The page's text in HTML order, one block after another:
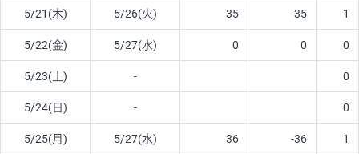
5/21(木) 5/26(火) 35 -35 1
5/22(金) 5/27(水) 0 0 0
5/23(土) - 0
5/24(日) - 0
5/25(月) 5/27(水) 36 -36 1